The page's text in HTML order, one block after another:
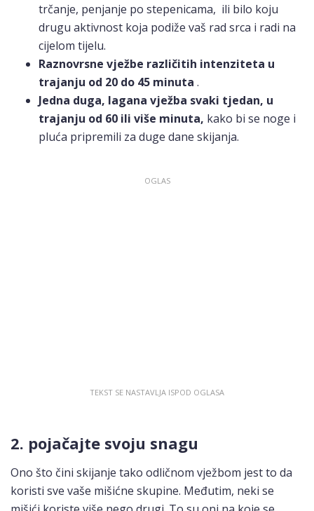
trčanje, penjanje po stepenicama, ili bilo koju
drugu aktivnost koja podiže vaš rad srca i radi na
cijelom tijelu.
Raznovrsne vježbe različitih intenziteta u
trajanju od 20 do 45 minuta .
Jedna duga, lagana vježba svaki tjedan, u
trajanju od 60 ili više minuta, kako bi se noge i
pluća pripremili za duge dane skijanja.
2. pojačajte svoju snagu
Ono što čini skijanje tako odličnom vježbom jest to da
koristi sve vaše mišićne skupine. Međutim, neki se